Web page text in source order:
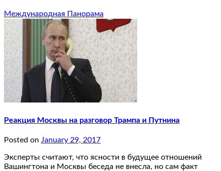
Международная Панорама
Реакция Москвы на разговор Трампа и Путнина
Posted on January 29, 2017
Эксперты считают, что ясности в будущее отношений
Вашингтона и Москвы беседа не внесла, но сам факт